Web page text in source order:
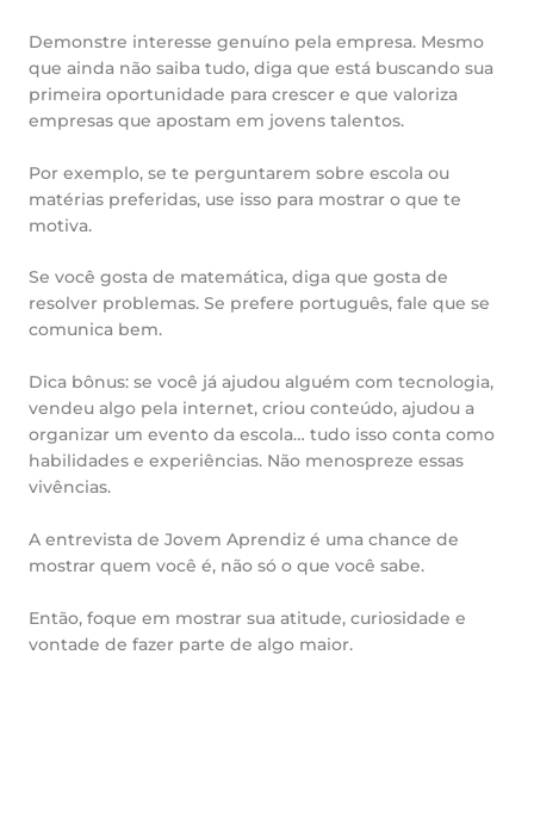
Demonstre interesse genuíno pela empresa. Mesmo
que ainda não saiba tudo, diga que está buscando sua
primeira oportunidade para crescer e que valoriza
empresas que apostam em jovens talentos.
Por exemplo, se te perguntarem sobre escola ou
matérias preferidas, use isso para mostrar o que te
motiva.
Se você gosta de matemática, diga que gosta de
resolver problemas. Se prefere português, fale que se
comunica bem.
Dica bônus: se você já ajudou alguém com tecnologia,
vendeu algo pela internet, criou conteúdo, ajudou a
organizar um evento da escola… tudo isso conta como
habilidades e experiências. Não menospreze essas
vivências.
A entrevista de Jovem Aprendiz é uma chance de
mostrar quem você é, não só o que você sabe.
Então, foque em mostrar sua atitude, curiosidade e
vontade de fazer parte de algo maior.